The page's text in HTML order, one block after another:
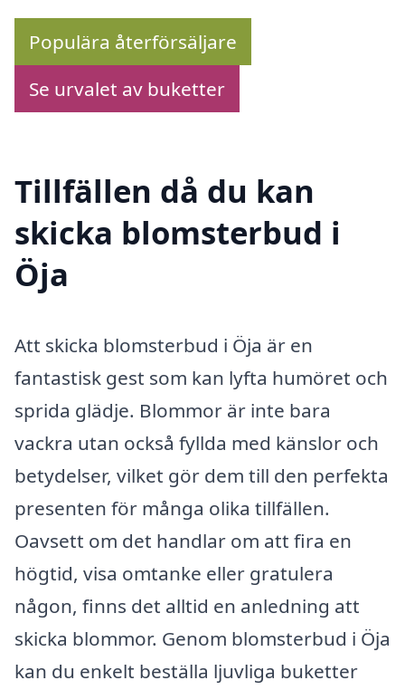
Populära återförsäljare
Se urvalet av buketter
Tillfällen då du kan
skicka blomsterbud i
Öja
Att skicka blomsterbud i Öja är en
fantastisk gest som kan lyfta humöret och
sprida glädje. Blommor är inte bara
vackra utan också fyllda med känslor och
betydelser, vilket gör dem till den perfekta
presenten för många olika tillfällen.
Oavsett om det handlar om att fira en
högtid, visa omtanke eller gratulera
någon, finns det alltid en anledning att
skicka blommor. Genom blomsterbud i Öja
kan du enkelt beställa ljuvliga buketter